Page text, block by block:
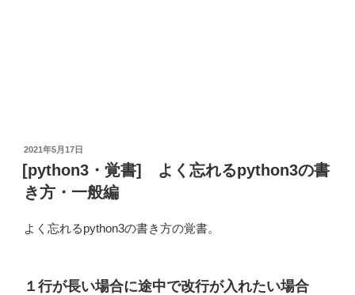
投
稿
日:
2021年5月17日
[python3・覚書] よく忘れるpython3の書
き方・一般編
よく忘れるpython3の書き方の覚書。
１行が長い場合に途中で改行が入れたい場合